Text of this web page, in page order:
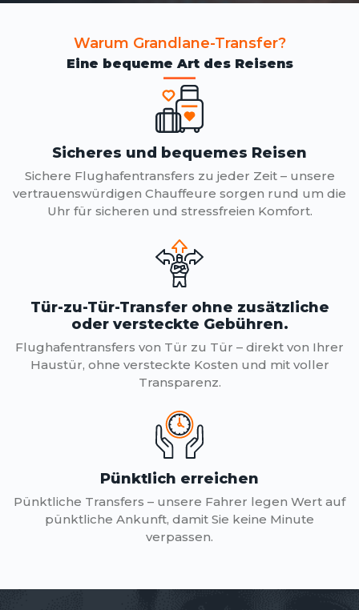
Warum Grandlane-Transfer?
Eine bequeme Art des Reisens
Sicheres und bequemes Reisen
Sichere Flughafentransfers zu jeder Zeit – unsere
vertrauenswürdigen Chauffeure sorgen rund um die
Uhr für sicheren und stressfreien Komfort.
Tür-zu-Tür-Transfer ohne zusätzliche
oder versteckte Gebühren.
Flughafentransfers von Tür zu Tür – direkt von Ihrer
Haustür, ohne versteckte Kosten und mit voller
Transparenz.
Pünktlich erreichen
Pünktliche Transfers – unsere Fahrer legen Wert auf
pünktliche Ankunft, damit Sie keine Minute
verpassen.